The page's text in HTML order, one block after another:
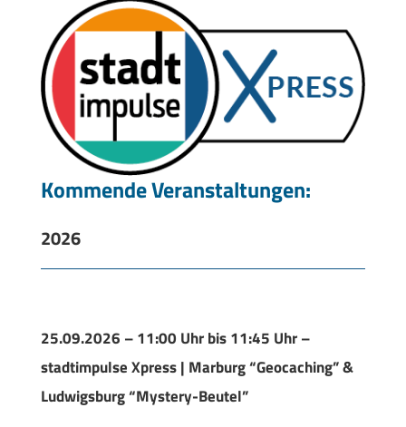
Kommende Veranstaltungen:
2026
25.09.2026 – 11:00 Uhr bis 11:45 Uhr –
stadtimpulse Xpress | Marburg “Geocaching” &
Ludwigsburg “Mystery-Beutel”